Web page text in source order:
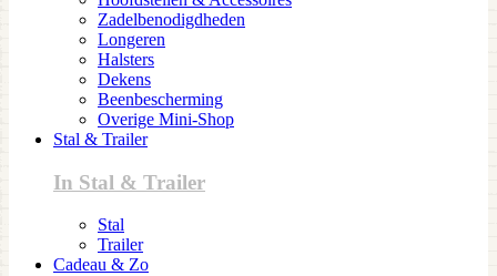
Zadelbenodigdheden
Longeren
Halsters
Dekens
Beenbescherming
Overige Mini-Shop
Stal & Trailer
In Stal & Trailer
Stal
Trailer
Cadeau & Zo